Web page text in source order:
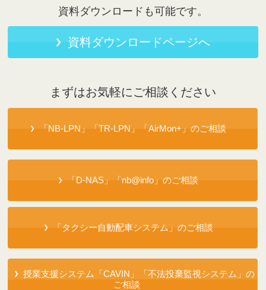
資料ダウンロードも可能です。
資料ダウンロードページへ
まずはお気軽にご相談ください
「NB-LPN」「TR-LPN」「AirMon+」のご相談
「D-NAS」「nb@info」のご相談
「タクシー自動配車システム」のご相談
授業支援システム「CAVIN」「不法投棄監視システム」の
ご相談